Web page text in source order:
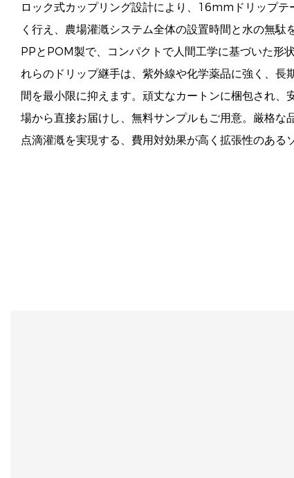
ロック式カップリング設計により、16mmドリップテ
く行え、農場灌漑システム全体の設置時間と水の無駄
PPとPOM製で、コンパクトで人間工学に基づいた形
れらのドリップ継手は、紫外線や化学薬品に強く、長
間を最小限に抑えます。頑丈なカートンに梱包され、
場から直接お届けし、無料サンプルもご用意。厳格な
点滴灌漑を実現する、費用対効果が高く拡張性のある